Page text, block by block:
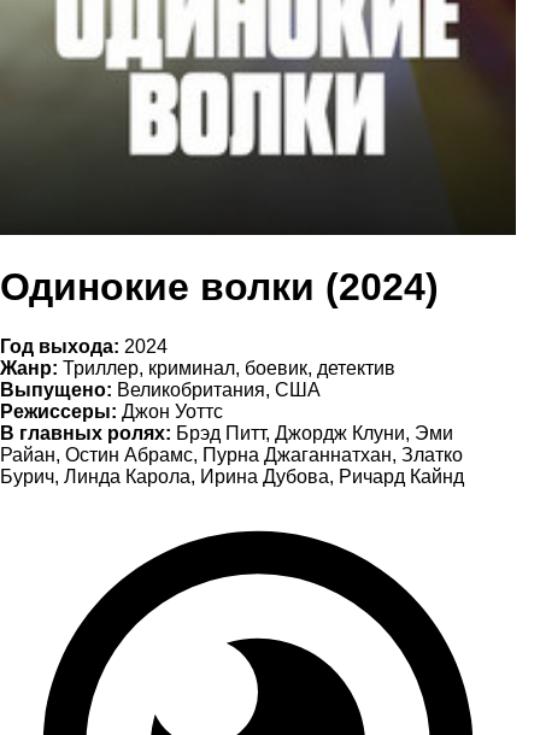
Одинокие волки (2024)
Год выхода: 2024
Жанр: Триллер, криминал, боевик, детектив
Выпущено: Великобритания, США
Режиссеры: Джон Уоттс
В главных ролях: Брэд Питт, Джордж Клуни, Эми
Райан, Остин Абрамс, Пурна Джаганнатхан, Златко
Бурич, Линда Карола, Ирина Дубова, Ричард Кайнд